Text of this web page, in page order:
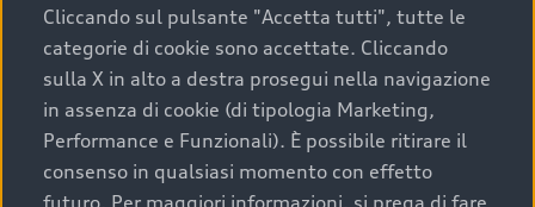
Cliccando sul pulsante "Accetta tutti", tutte le
categorie di cookie sono accettate. Cliccando
sulla X in alto a destra prosegui nella navigazione
in assenza di cookie (di tipologia Marketing,
Performance e Funzionali). È possibile ritirare il
consenso in qualsiasi momento con effetto
futuro. Per maggiori informazioni, si prega di fare
Torna su
Gamma Audi e Configuratore
Mobilità elettrica